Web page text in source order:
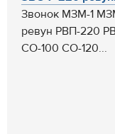
Звонок МЗМ-1
ревун РВП-220
СО-100 СО-120...